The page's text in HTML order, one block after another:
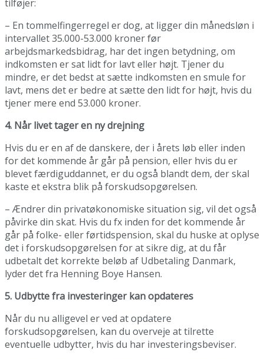
tilføjer:
– En tommelfingerregel er dog, at ligger din månedsløn i
intervallet 35.000-53.000 kroner før
arbejdsmarkedsbidrag, har det ingen betydning, om
indkomsten er sat lidt for lavt eller højt. Tjener du
mindre, er det bedst at sætte indkomsten en smule for
lavt, mens det er bedre at sætte den lidt for højt, hvis du
tjener mere end 53.000 kroner.
4. Når livet tager en ny drejning
Hvis du er en af de danskere, der i årets løb eller inden
for det kommende år går på pension, eller hvis du er
blevet færdiguddannet, er du også blandt dem, der skal
kaste et ekstra blik på forskudsopgørelsen.
– Ændrer din privatøkonomiske situation sig, vil det også
påvirke din skat. Hvis du fx inden for det kommende år
går på folke- eller førtidspension, skal du huske at oplyse
det i forskudsopgørelsen for at sikre dig, at du får
udbetalt det korrekte beløb af Udbetaling Danmark,
lyder det fra Henning Boye Hansen.
5. Udbytte fra investeringer kan opdateres
Når du nu alligevel er ved at opdatere
forskudsopgørelsen, kan du overveje at tilrette
eventuelle udbytter, hvis du har investeringsbeviser.